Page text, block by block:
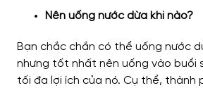
Nên uống nước dừa khi nào?
Bạn chắc chắn có thể uống nước
nhưng tốt nhất nên uống vào buổi
tối đa lợi ích của nó. Cụ thể, thành